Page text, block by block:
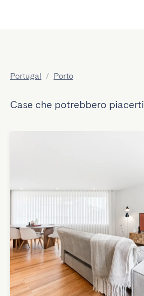
Portugal / Porto
Case che potrebbero piacerti